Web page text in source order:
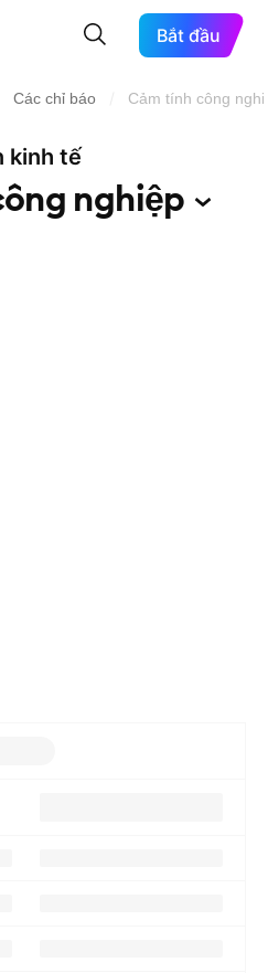
Bắt đầu
Các chỉ báo Cảm tính công
kinh tế
nghiệp